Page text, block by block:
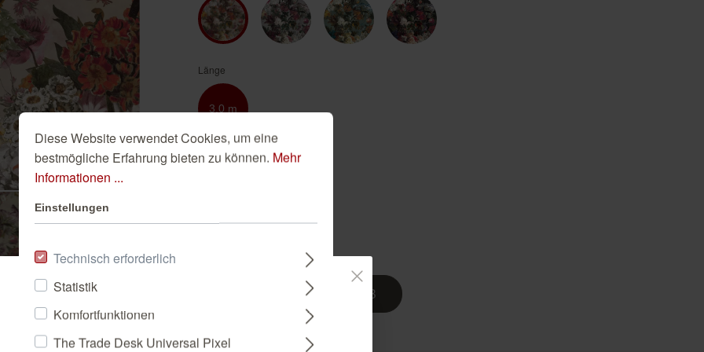
Golden Hour Novella Country Living
Schwarze Tapeten
Tapete Beige
Türkise Tapeten
Weiße Tapeten
Länge
3,0 m
Breite
IN DEN WARENKORB
DEUTSCHLAND
Diese Website verwendet Cookies, um eine
bestmögliche Erfahrung bieten zu können. Mehr
Informationen ...
Einstellungen
Technisch erforderlich
Statistik
Komfortfunktionen
The Trade Desk Universal Pixel